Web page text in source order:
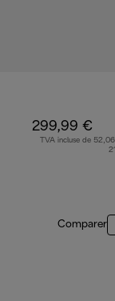
299,99 €
TVA incluse de
Comparer